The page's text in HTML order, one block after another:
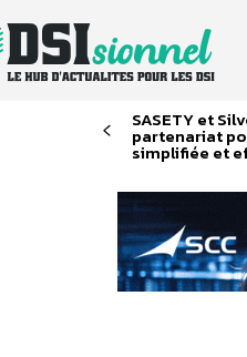
SASETY et
partenariat
simplifiée et